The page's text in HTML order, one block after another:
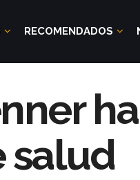
RECOMENDADOS
salud